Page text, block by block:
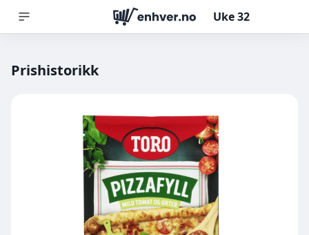
Uke32
Prishistorikk